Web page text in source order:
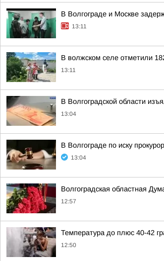
В Волгограде и Москве
13:11
В волжском селе отметили
13:11
В Волгоградской области
13:04
В Волгограде по иску
13:04
Волгоградская областная
12:57
Температура до плюс 40-42
12:50